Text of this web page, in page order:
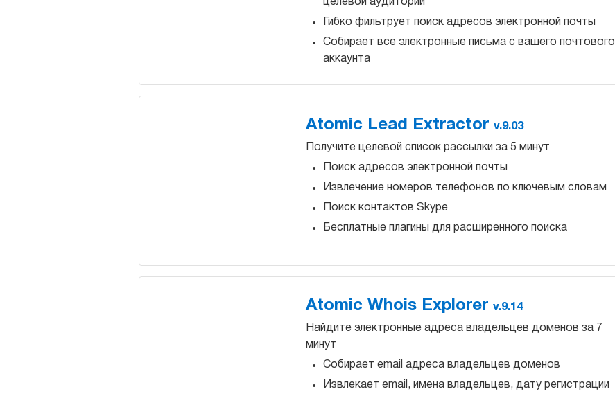
целевой аудитории
Гибко фильтрует поиск адресов электронной почты
Собирает все электронные письма с вашего почтового
аккаунта
Atomic Lead Extractor v.9.03
Получите целевой список рассылки за 5 минут
Поиск адресов электронной почты
Извлечение номеров телефонов по ключевым словам
Поиск контактов Skype
Бесплатные плагины для расширенного поиска
Atomic Whois Explorer v.9.14
Найдите электронные адреса владельцев доменов за 7
минут
Собирает email адреса владельцев доменов
Извлекает email, имена владельцев, дату регистрации